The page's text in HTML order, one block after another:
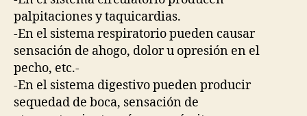
palpitaciones y taquicardias.
-En el sistema respiratorio pueden causar
sensación de ahogo, dolor u opresión en el
pecho, etc.-
-En el sistema digestivo pueden producir
sequedad de boca, sensación de